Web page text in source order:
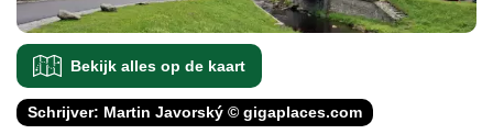
Bekijk alles op de kaart
Schrijver: Martin Javorský © gigaplaces.com